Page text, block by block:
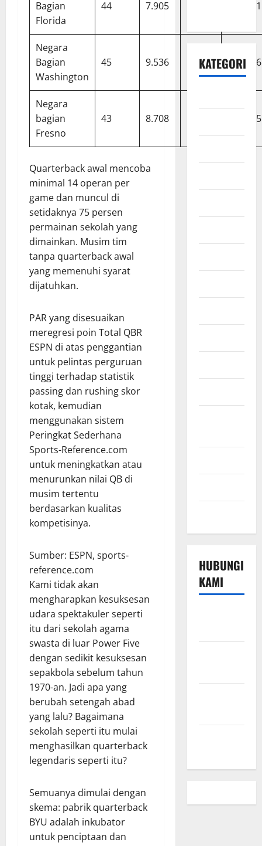
Bagian
Florida
44 7.905 105.701
Negara
Bagian
Washington
45 9.536 16.068 117.716
Negara
bagian
Fresno
43 8.708 113.005
Quarterback awal mencoba
minimal 14 operan per
game dan muncul di
setidaknya 75 persen
permainan sekolah yang
dimainkan. Musim tim
tanpa quarterback awal
yang memenuhi syarat
dijatuhkan.
PAR yang disesuaikan
meregresi poin Total QBR
ESPN di atas penggantian
untuk pelintas perguruan
tinggi terhadap statistik
passing dan rushing skor
kotak, kemudian
menggunakan sistem
Peringkat Sederhana
Sports-Reference.com
untuk meningkatkan atau
menurunkan nilai QB di
musim tertentu
berdasarkan kualitas
kompetisinya.
Sumber: ESPN, sports-
reference.com
Kami tidak akan
mengharapkan kesuksesan
udara spektakuler seperti
itu dari sekolah agama
swasta di luar Power Five
dengan sedikit kesuksesan
sepakbola sebelum tahun
1970-an. Jadi apa yang
berubah setengah abad
yang lalu? Bagaimana
sekolah seperti itu mulai
menghasilkan quarterback
legendaris seperti itu?
Semuanya dimulai dengan
skema: pabrik quarterback
BYU adalah inkubator
untuk penciptaan dan
KATEGORI
HUBUNGI
KAMI